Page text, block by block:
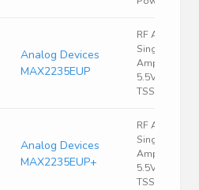
Analog Devices
MAX2235EUP
RF Amp Chip
Single Power
Amp 1GHz
5.5V 20-Pin
TSSOP EP
Analog Devices
MAX2235EUP+
RF Amp Chip
Single Power
Amp 1GHz
5.5V 20-Pin
TSSOP EP